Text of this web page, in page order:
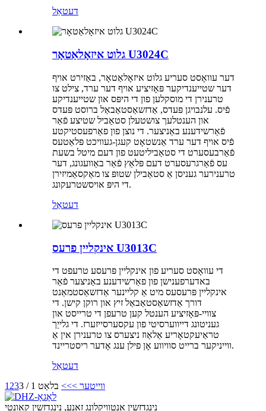
דעטאַל
גלוט איזאָלאַטאָר U3024C
דער עוואָסט סעריע גלוט איזאָלאַטאָר, באַזירט אויף
דער שטייענדיקער פּאָזיציע אויף דער ערד, צילט צו
טרענירן די מוסקלען פון די היפּס און שטייענדיקע
פֿיס. עלנבויגן פּעדס, אַדזשאַסטאַבאַל ברוסט פּעדס
און הענטלעך צושטעלן סטאַביל שטיצע פֿאַר
פֿאַרשידענע באַניצער. די נוצן פון פאַרפעסטיקטע
פֿיס אויף דער ערד אַנשטאָט קעגן-געוויכט פּלאַטעס
פֿאַרבעסערט די סטאַביליטעט פון דעם מיטל בשעת
עס פֿאַרגרעסערט דעם פּלאַץ פֿאַר באַוועגונג, דער
טרענירער געניסן אַ סטאַבילן שטופּ צו מאַקסאַמיזירן
די היפּ אויסשטרעקונג.
דעטאַל
אינקליין פרעס U3013C
די עוואָסט סעריע פון ​​אינקליין פּרעסע טרעפט די
באדערפענישן פון פאַרשידענע באַניצער פֿאַר
אינקליין פּרעסעס מיט אַ קליינער אַדזשאַסטמאַנט
דורך אַדזשאַסטאַבאַל זיץ און רוקן קישן. די
צוויי-פּאָזיציע הענטל קען טרעפן די טרייסט און
געניטונג דייווערסיטי פון עקסערסייזערז. די גלייַך
טראַיעקטאָריע אַלאַוז ניצערס צו טרענירן אין אַ
ווייניקער ברייט סוויווע אָן פילן ענג אָדער ריסטריינד.
דעטאַל
1 23 ווייטער >>> בלאַט 1 / 3
נינגדזשין אנטוויקלונג זאָנע, נינגדזשין קאָונטי